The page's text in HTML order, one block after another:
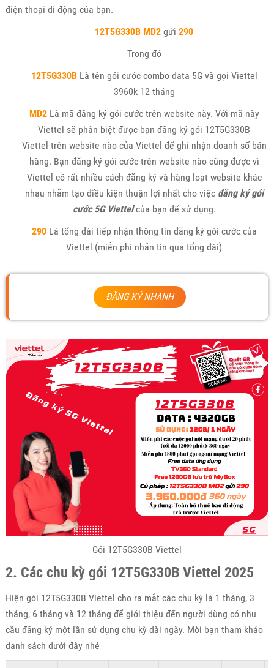
điện thoại di động của bạn.
12T5G330B MD2 gửi 290
Trong đó
12T5G330BLà tên gói cước combo data 5G và gọi Viettel
3960k 12 tháng
MD2 Là mã đăng ký gói cước trên website này. Với mã này
Viettel sẽ phân biệt được bạn đăng ký gói 12T5G330B
Viettel trên website nào của Viettel để ghi nhận doanh số bán
hàng. Bạn đăng ký gói cước trên website nào cũng được vì
Viettel có rất nhiều cách đăng ký và hàng loạt website khác
nhau nhằm tạo điều kiện thuận lợi nhất cho việc đăng ký gói
cước 5G Viettelcủa bạn để sử dụng.
290Là tổng đài tiếp nhận thông tin đăng ký gói cước của
Viettel (miễn phí nhắn tin qua tổng đài)
ĐĂNG KÝ NHANH
Gói 12T5G330B Viettel
2. Các chu kỳ gói 12T5G330B Viettel 2025
Hiện gói 12T5G330B Viettel cho ra mắt các chu kỳ là 1 tháng, 3
tháng, 6 tháng và 12 tháng để giới thiệu đến người dùng có nhu
cầu đăng ký một lần sử dụng chu kỳ dài ngày. Mời bạn tham khảo
danh sách dưới đây nhé